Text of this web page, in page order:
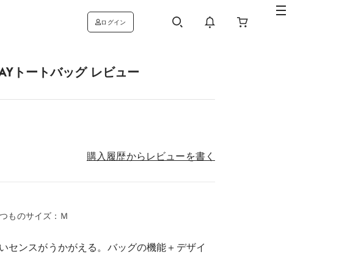
ログイン
トートバッグ レビュー
購入履歴からレビューを書く
ものサイズ：Ｍ
センスがうかがえる。バッグの機能＋デザイ